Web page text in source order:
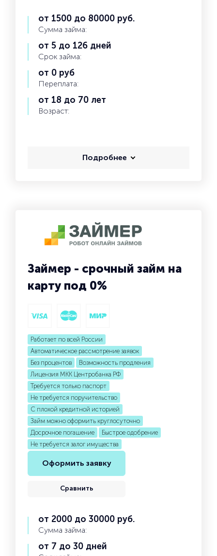
от 1500 до 80000 руб.
Сумма займа:
от 5 до 126 дней
Срок займа:
от 0 руб
Переплата:
от 18 до 70 лет
Возраст:
Подробнее
Займер - срочный займ на
карту под 0%
Работает по всей России
Автоматическое рассмотрение заявок
Без процентов
Возможность продления
Лицензия МКК Центробанка РФ
Требуется только паспорт
Не требуется поручительство
С плохой кредитной историей
Займ можно оформить круглосуточно
Досрочное погашение
Быстрое одобрение
Не требуется залог имущества
Оформить заявку
Сравнить
от 2000 до 30000 руб.
Сумма займа:
от 7 до 30 дней